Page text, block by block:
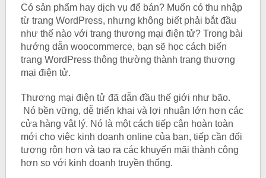
Có sản phẩm hay dịch vụ để bán? Muốn có thu nhập
từ trang WordPress, nhưng không biết phải bắt đầu
như thế nào với trang thương mại điện tử? Trong bài
hướng dẫn woocommerce, bạn sẽ học cách biến
trang WordPress thông thường thành trang thương
mại điện tử.
Thương mại điện tử đã dẫn đầu thế giới như bão.
Nó bền vững, dễ triển khai và lợi nhuận lớn hơn các
cửa hàng vật lý. Nó là một cách tiếp cận hoàn toàn
mới cho việc kinh doanh online của bạn, tiếp cần đối
tượng rộn hơn và tạo ra các khuyến mãi thành công
hơn so với kinh doanh truyền thống.